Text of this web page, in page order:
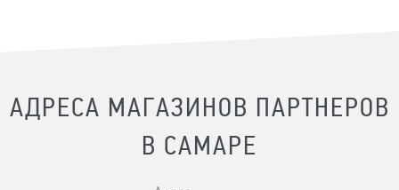
АДРЕСА МАГАЗИНОВ ПАРТНЕРОВ
В САМАРЕ